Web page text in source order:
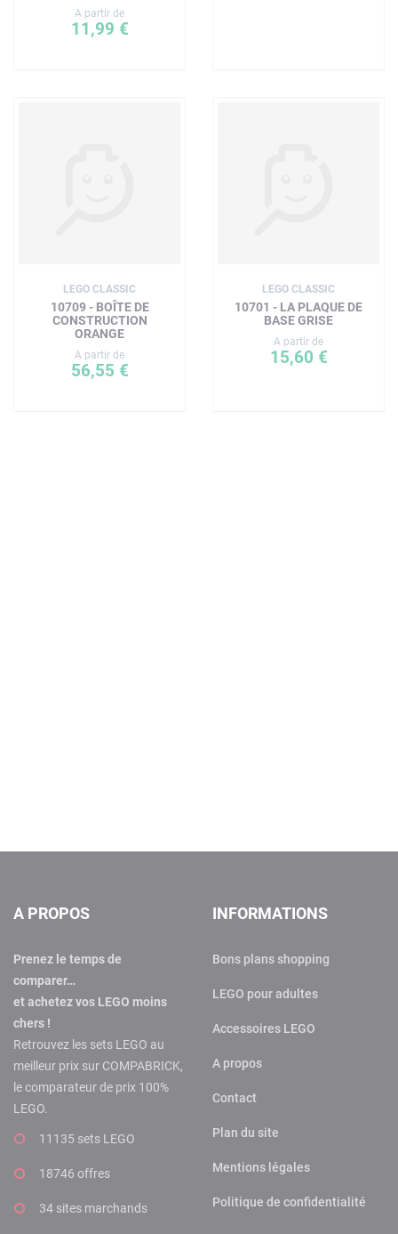
A partir de
11,99 €
LEGO CLASSIC
10709 - BOÎTE DE
CONSTRUCTION
ORANGE
A partir de
56,55 €
LEGO CLASSIC
10701 - LA PLAQUE DE
BASE GRISE
A partir de
15,60 €
A PROPOS
Prenez le temps de
comparer…
et achetez vos LEGO moins
chers !
Retrouvez les sets LEGO au
meilleur prix sur COMPABRICK,
le comparateur de prix 100%
LEGO.
11135 sets LEGO
18746 offres
34 sites marchands
INFORMATIONS
Bons plans shopping
LEGO pour adultes
Accessoires LEGO
A propos
Contact
Plan du site
Mentions légales
Politique de confidentialité